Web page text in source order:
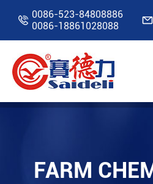
 0086-523-84808886
0086-18861028088

홈 신청 농장 화학
FARM